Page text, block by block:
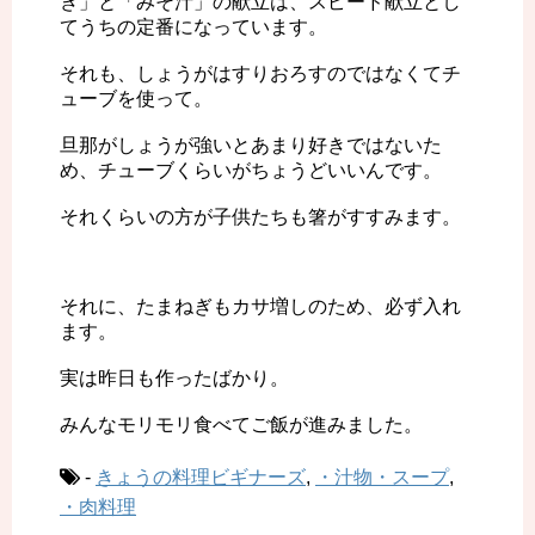
てうちの定番になっています。
それも、しょうがはすりおろすのではなくてチ
ューブを使って。
旦那がしょうが強いとあまり好きではないた
め、チューブくらいがちょうどいいんです。
それくらいの方が子供たちも箸がすすみます。
それに、たまねぎもカサ増しのため、必ず入れ
ます。
実は昨日も作ったばかり。
みんなモリモリ食べてご飯が進みました。
- きょうの料理ビギナーズ, ・汁物・スープ,
・肉料理